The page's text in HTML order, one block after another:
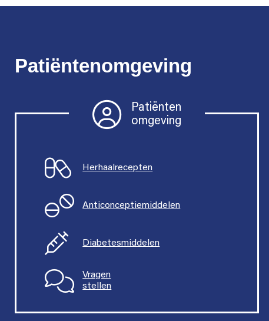
Patiëntenomgeving
Patiënten
omgeving
Herhaalrecepten
Anticonceptiemiddelen
Diabetesmiddelen
Vragen
stellen